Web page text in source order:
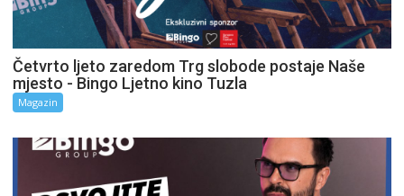
Četvrto ljeto zaredom Trg slobode postaje Naše
mjesto - Bingo Ljetno kino Tuzla
Magazin